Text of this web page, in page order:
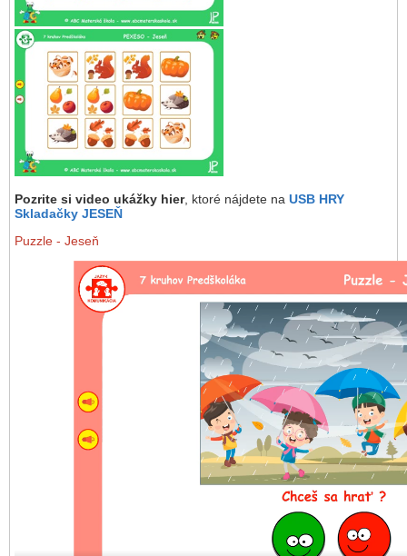
Pozrite si video ukážky hier, ktoré nájdete na USB HRY
Skladačky JESEŇ
Puzzle - Jeseň